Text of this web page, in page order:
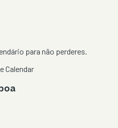
para não perderes.
Calendar